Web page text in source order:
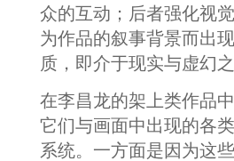
众的互动；后者强化视
为作品的叙事背景而出
质，即介于现实与虚幻
在李昌龙的架上类作品
它们与画面中出现的各
系统。一方面是因为这